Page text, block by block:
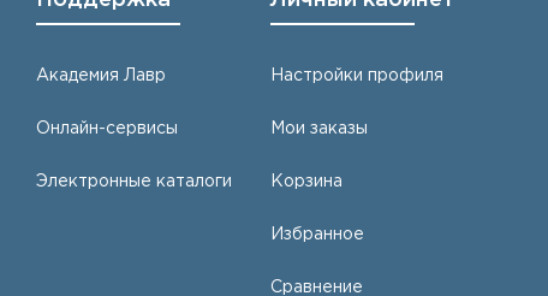
Академия Лавр
Онлайн-сервисы
Электронные каталоги
Настройки профиля
Мои заказы
Корзина
Избранное
Сравнение